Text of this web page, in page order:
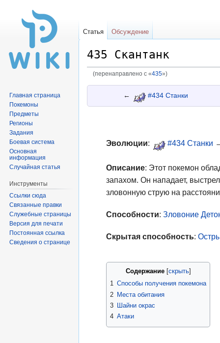
435 Скантанк
(перенаправлено с «435»)
← #434 Станки
Эволюции: #434 Станки
Описание: Этот покемон
запахом. Он нападает,
зловонную струю на
Способности:Зловоние
Скрытая способность:
Содержание
1 Способы получения покемона
2 Места обитания
3
Шайни окрас
4 Атаки
Статья Обсуждение
Главная страница
Покемоны
Предметы
Регионы
Задания
Боевая система
Основная
информация
Случайная статья
Инструменты
Ссылки сюда
Связанные правки
Служебные страницы
Версия для печати
Постоянная ссылка
Сведения о странице